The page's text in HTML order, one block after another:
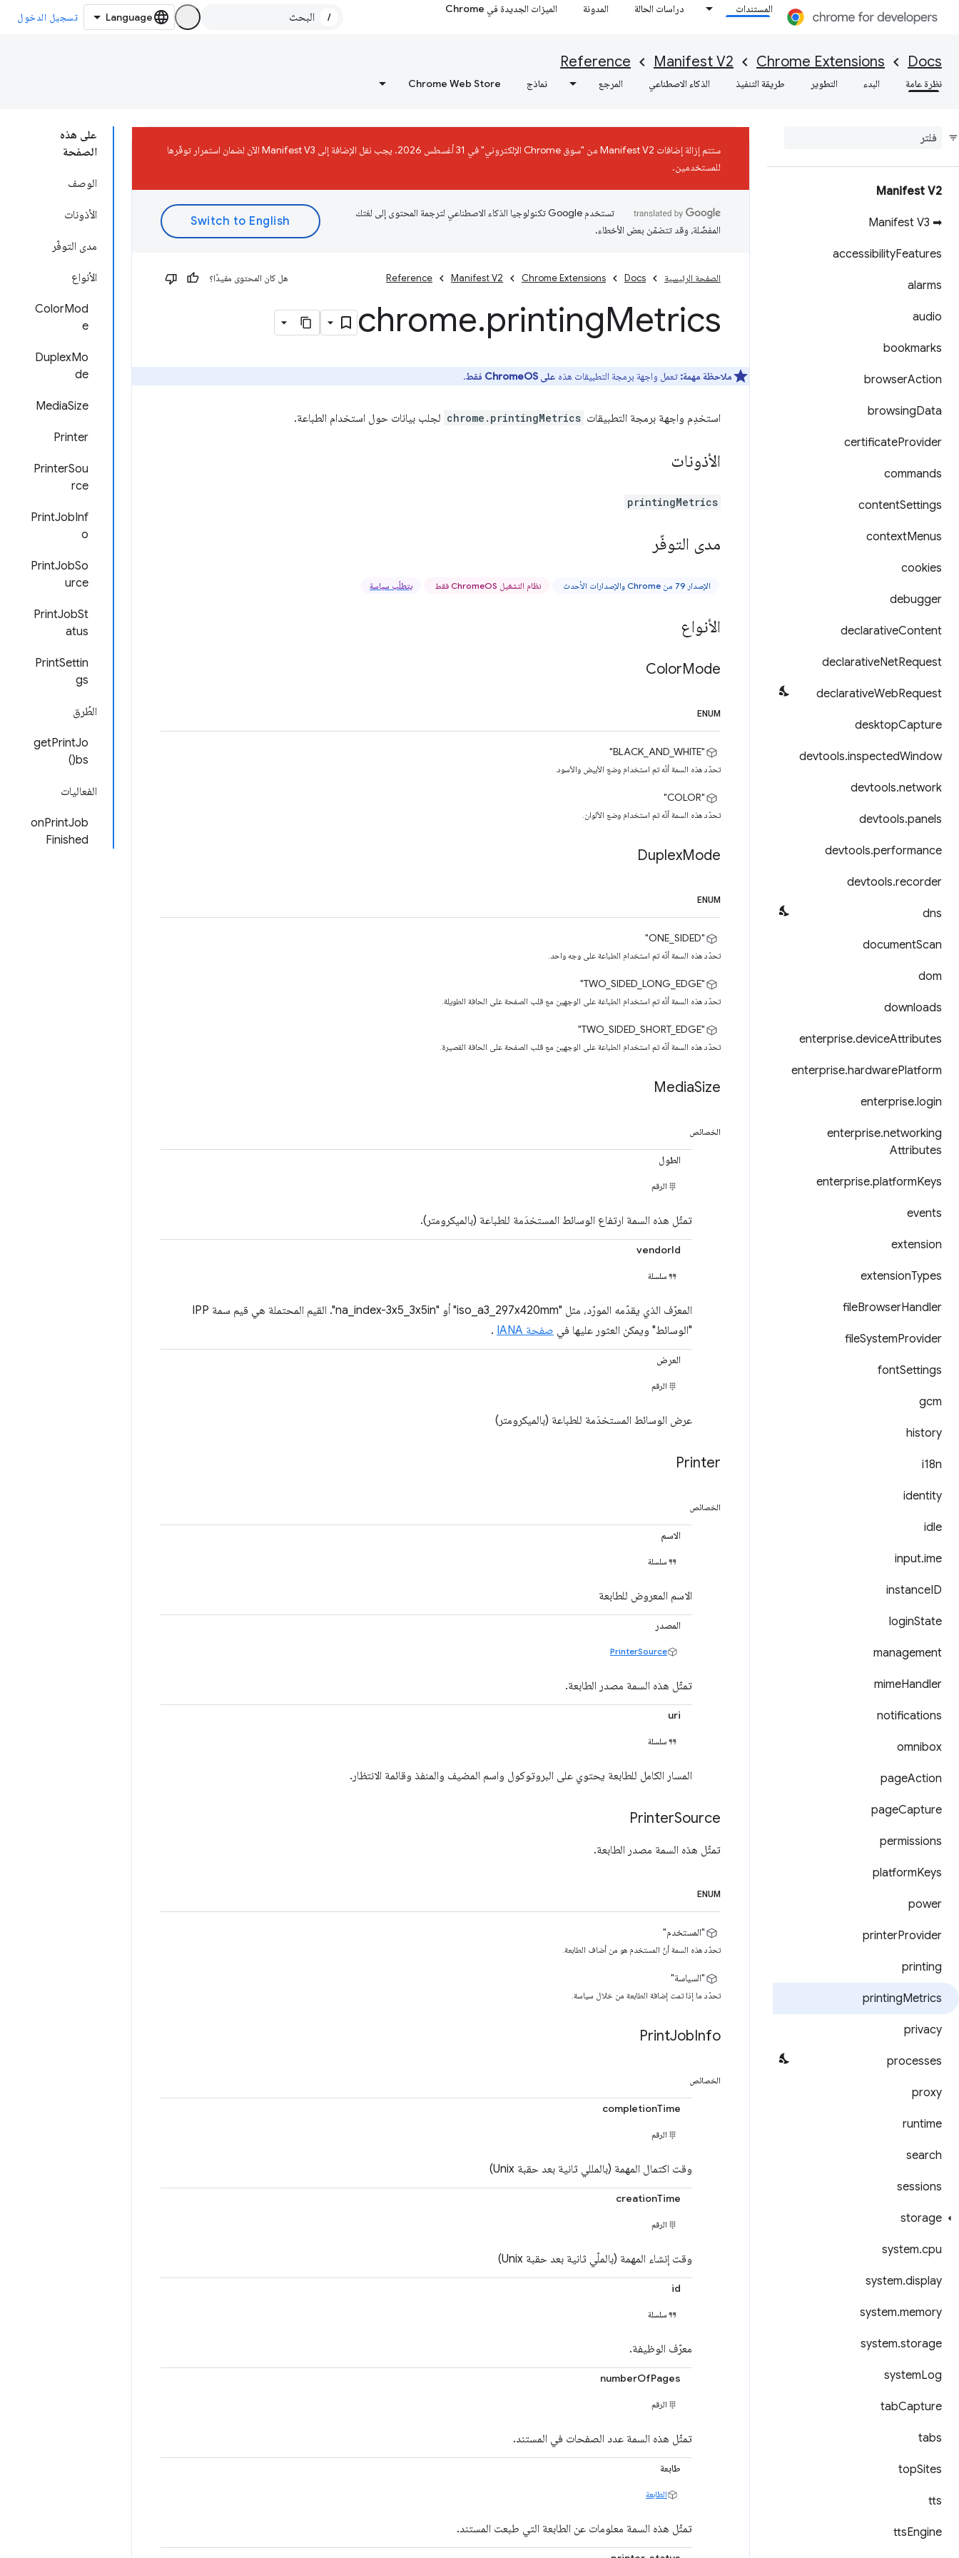
المستندات دراسات الحالة المدونة الميزات الجديدة في Chrome
/ تسجيل الدخول
Docs
Chrome Extensions
Manifest V2
Reference
نظرة عامة البدء التطوير طريقة التنفيذ الذكاء الاصطناعي المرجع نماذج Chrome Web Store
Manifest V2
➡ Manifest V3
accessibilityFeatures
alarms
audio
bookmarks
browserAction
browsingData
certificateProvider
commands
contentSettings
contextMenus
cookies
debugger
declarativeContent
declarativeNetRequest
declarativeWebRequest
desktopCapture
devtools.inspectedWindow
devtools.network
devtools.panels
devtools.performance
devtools.recorder
dns
documentScan
dom
downloads
enterprise.deviceAttributes
enterprise.hardwarePlatform
enterprise.login
enterprise.networking
Attributes
enterprise.platformKeys
events
extension
extensionTypes
fileBrowserHandler
fileSystemProvider
fontSettings
gcm
history
i18n
identity
idle
input.ime
instanceID
loginState
management
mimeHandler
notifications
omnibox
pageAction
pageCapture
permissions
platformKeys
power
printerProvider
printing
printingMetrics
privacy
processes
proxy
runtime
search
sessions
storage
system.cpu
system.display
system.memory
system.storage
systemLog
tabCapture
tabs
topSites
tts
ttsEngine
على هذه
الصفحة
الوصف
الأذونات
مدى التوفّر
الأنواع
ColorMod
e
DuplexMo
de
MediaSize
Printer
PrinterSou
rce
PrintJobInf
o
PrintJobSo
urce
PrintJobSt
atus
PrintSettin
gs
الطُرق
getPrintJo
bs()
الفعاليات
onPrintJob
Finished
ستتم إزالة إضافات Manifest V2 من "سوق Chrome الإلكتروني" في 31 أغسطس 2026. يجب نقل الإضافة إلى Manifest V3 الآن لضمان استمرار توفّرها
للمستخدمين.
تستخدم Google تكنولوجيا الذكاء الاصطناعي لترجمة المحتوى إلى لغتك
المفضّلة، وقد تتضمّن بعض الأخطاء.
الصفحة الرئيسية Docs
Chrome Extensions
Manifest V2
Reference هل كان المحتوى مفيدًا؟
chrome.printingMetrics
ملاحظة مهمة: تعمل واجهة برمجة التطبيقات هذه على ChromeOS فقط .
استخدِم واجهة برمجة التطبيقات chrome.printingMetrics لجلب بيانات حول استخدام الطباعة.
الأذونات
printingMetrics
مدى التوفّر
الإصدار 79 من Chrome والإصدارات الأحدث نظام التشغيل ChromeOS فقط يتطلّب سياسة
الأنواع
ColorMode
ENUM
‫"BLACK_AND_WHITE"
تحدّد هذه السمة أنّه تم استخدام وضع الأبيض والأسود.
"COLOR"
تحدّد هذه السمة أنّه تم استخدام وضع الألوان.
DuplexMode
ENUM
"ONE_SIDED"
تحدّد هذه السمة أنّه تم استخدام الطباعة على وجه واحد.
"TWO_SIDED_LONG_EDGE"
تحدّد هذه السمة أنّه تم استخدام الطباعة على الوجهين مع قلب الصفحة على الحافة الطويلة.
"TWO_SIDED_SHORT_EDGE"
تحدّد هذه السمة أنّه تم استخدام الطباعة على الوجهين مع قلب الصفحة على الحافة القصيرة.
MediaSize
الخصائص
الطول
الرقم
تمثّل هذه السمة ارتفاع الوسائط المستخدَمة للطباعة (بالميكرومتر).
vendorId
سلسلة
المعرّف الذي يقدّمه المورّد، مثل "iso_a3_297x420mm" أو "na_index-3x5_3x5in". القيم المحتملة هي قيم سمة IPP
"الوسائط" ويمكن العثور عليها في صفحة IANA .
العرض
الرقم
عرض الوسائط المستخدَمة للطباعة (بالميكرومتر)
Printer
الخصائص
الاسم
سلسلة
الاسم المعروض للطابعة
المصدر
PrinterSource
تمثّل هذه السمة مصدر الطابعة.
uri
سلسلة
المسار الكامل للطابعة يحتوي على البروتوكول واسم المضيف والمنفذ وقائمة الانتظار.
PrinterSource
تمثّل هذه السمة مصدر الطابعة.
ENUM
"المستخدم"
تحدّد هذه السمة أنّ المستخدم هو من أضاف الطابعة.
"السياسة"
تحدّد ما إذا تمت إضافة الطابعة من خلال سياسة.
PrintJobInfo
الخصائص
completionTime
الرقم
وقت اكتمال المهمة (بالمللي ثانية بعد حقبة Unix)
creationTime
الرقم
وقت إنشاء المهمة (بالملّي ثانية بعد حقبة Unix)
id
سلسلة
معرّف الوظيفة.
numberOfPages
الرقم
تمثّل هذه السمة عدد الصفحات في المستند.
طابعة
الطابعة
تمثّل هذه السمة معلومات عن الطابعة التي طبعت المستند.